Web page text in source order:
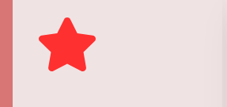
Спектакль «Номер 13» получил
отзывы критиков. Поспешите и вы
собственное мнение о ней и
интересный вечер в компании ее